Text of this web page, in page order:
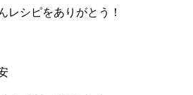
レシピをありがとう！